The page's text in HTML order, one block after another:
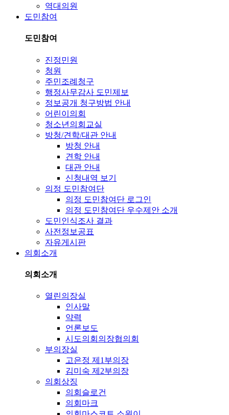
역대의원
도민참여
도민참여
진정민원
청원
주민조례청구
행정사무감사 도민제보
정보공개 청구방법 안내
어린이의회
청소년의회교실
방청/견학/대관 안내
방청 안내
견학 안내
대관 안내
신청내역 보기
의정 도민참여단
의정 도민참여단 로그인
의정 도민참여단 우수제안 소개
도민인식조사 결과
사전정보공표
자유게시판
의회소개
의회소개
열린의장실
인사말
약력
언론보도
시도의회의장협의회
부의장실
고은정 제1부의장
김미숙 제2부의장
의회상징
의회슬로건
의회마크